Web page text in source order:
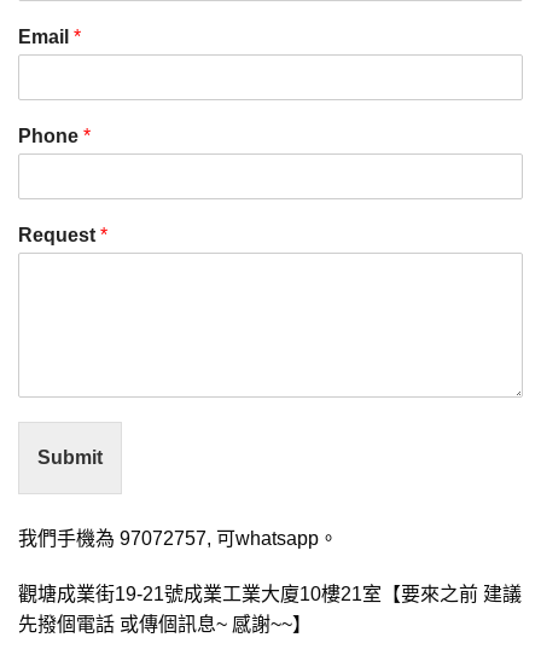
Email *
Phone *
Request *
Submit
我們手機為 97072757, 可whatsapp。
觀塘成業街19-21號成業工業大廈10樓21室【要來之前 建議
先撥個電話 或傳個訊息~ 感謝~~】